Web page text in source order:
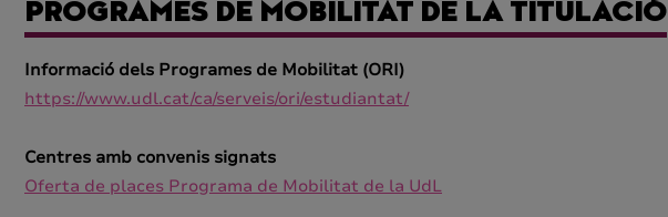
PROGRAMES DE MOBILITAT DE LA TITULACIÓ
Informació dels Programes de Mobilitat (ORI)
https://www.udl.cat/ca/serveis/ori/estudiantat/
Centres amb convenis signats
Oferta de places Programa de Mobilitat de la UdL